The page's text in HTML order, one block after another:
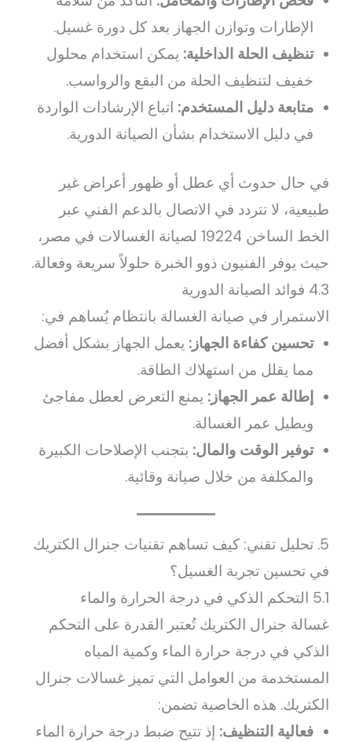
الإطارات وتوازن الجهاز بعد كل دورة غسيل.
تنظيف الحلة الداخلية: يمكن استخدام محلول
خفيف لتنظيف الحلة من البقع والرواسب.
متابعة دليل المستخدم: اتباع الإرشادات الواردة
في دليل الاستخدام بشأن الصيانة الدورية.
في حال حدوث أي عطل أو ظهور أعراض غير
طبيعية، لا تتردد في الاتصال بالدعم الفني عبر
الخط الساخن 19224 لصيانة الغسالات في مصر،
حيث يوفر الفنيون ذوو الخبرة حلولاً سريعة وفعالة.
4.3 فوائد الصيانة الدورية
الاستمرار في صيانة الغسالة بانتظام يُساهم في:
تحسين كفاءة الجهاز: يعمل الجهاز بشكل أفضل
مما يقلل من استهلاك الطاقة.
إطالة عمر الجهاز: يمنع التعرض لعطل مفاجئ
ويطيل عمر الغسالة.
توفير الوقت والمال: بتجنب الإصلاحات الكبيرة
والمكلفة من خلال صيانة وقائية.
5. تحليل تقني: كيف تساهم تقنيات جنرال الكتريك
في تحسين تجربة الغسيل؟
5.1 التحكم الذكي في درجة الحرارة والماء
غسالة جنرال الكتريك تُعتبر القدرة على التحكم
الذكي في درجة حرارة الماء وكمية المياه
المستخدمة من العوامل التي تميز غسالات جنرال
الكتريك. هذه الخاصية تضمن:
فعالية التنظيف: إذ تتيح ضبط درجة حرارة الماء